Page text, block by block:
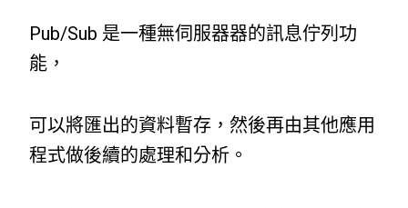
Pub/Sub 是一種無伺服器器的訊息佇列功
能，
可以將匯出的資料暫存，然後再由其他應用
程式做後續的處理和分析。